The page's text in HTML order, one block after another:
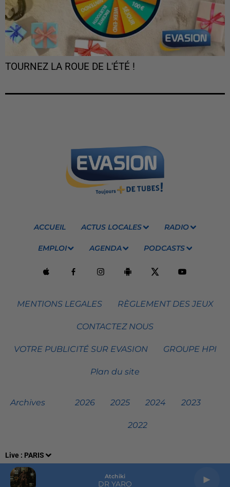
Live : PARIS
Atchiki
DR YARO
TOURNEZ LA ROUE DE L'ÉTÉ !
ACCUEIL ACTUS LOCALES RADIO
EMPLOI AGENDA PODCASTS
MENTIONS LEGALES RÈGLEMENT DES JEUX
CONTACTEZ NOUS
VOTRE PUBLICITÉ SUR EVASION GROUPE HPI
Plan du site
Archives 2026 2025 2024 2023
2022